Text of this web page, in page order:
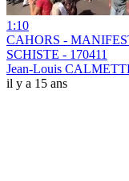
1:10
CAHORS -
SCHISTE - 170411
Jean-Louis
il y a 15 ans